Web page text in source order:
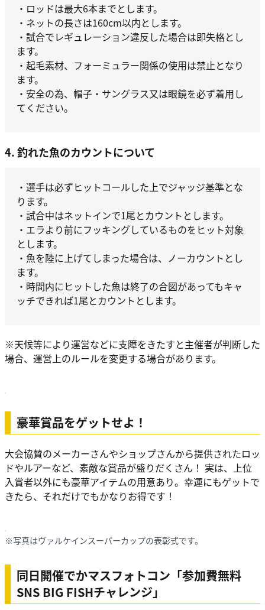
・ロッドは最大6本までとします。
・ネットの長さは160cm以内とします。
・試合でレギュレーション違反した場合は即失格とし
ます。
・起毛素材、フォーミュラー関係の使用は禁止となり
ます。
・安全の為、帽子・サングラス又は眼鏡を必ず着用し
てください。
4. 釣れた魚のカウントについて
・選手は必ずヒットコールした上でジャッジ基準とな
ります。
・試合中はネットインで1尾とカウントとします。
・エラより前にフッキングしているものをヒット対象
とします。
・魚を陸に上げてしまった場合は、ノーカウントとし
ます。
・時間内にヒットした魚は終了の合図があってもキャ
ッチできれば1尾とカウントとします。
※天候等により運営などに支障をきたすと主催者が判断した
場合、運営上のルールを変更する場合があります。
豪華賞品をゲットせよ！
大会協賛のメーカーさんやショップさんから提供されたロッ
ドやルアーなど、素敵な賞品が盛りだくさん！ 実は、上位
入賞者以外にも豪華アイテムの用意あり。幸運にもゲットで
きたら、それだけでもかなりお得です！
※写真はヴァルケインスーパーカップの表彰式です。
同日開催でかマスフォトコン「参加費無料
SNS BIG FISHチャレンジ」